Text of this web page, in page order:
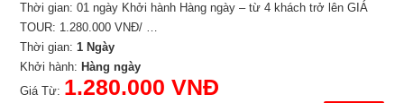
Thời gian: 01 ngày Khởi hành Hàng ngày – từ 4 khách trở lên GIÁ
TOUR: 1.280.000 VNĐ/ …
Thời gian:1 Ngày
Khởi hành: Hàng ngày
Giá Từ: 1.280.000 VNĐ